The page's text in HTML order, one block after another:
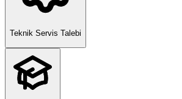
Teknik Servis Talebi